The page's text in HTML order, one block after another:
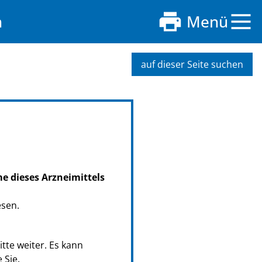
Menü
auf dieser Seite suchen
dieses Arzneimittels
weiter. Es kann
Sie.